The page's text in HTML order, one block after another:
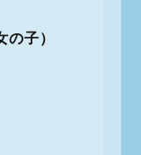
子）